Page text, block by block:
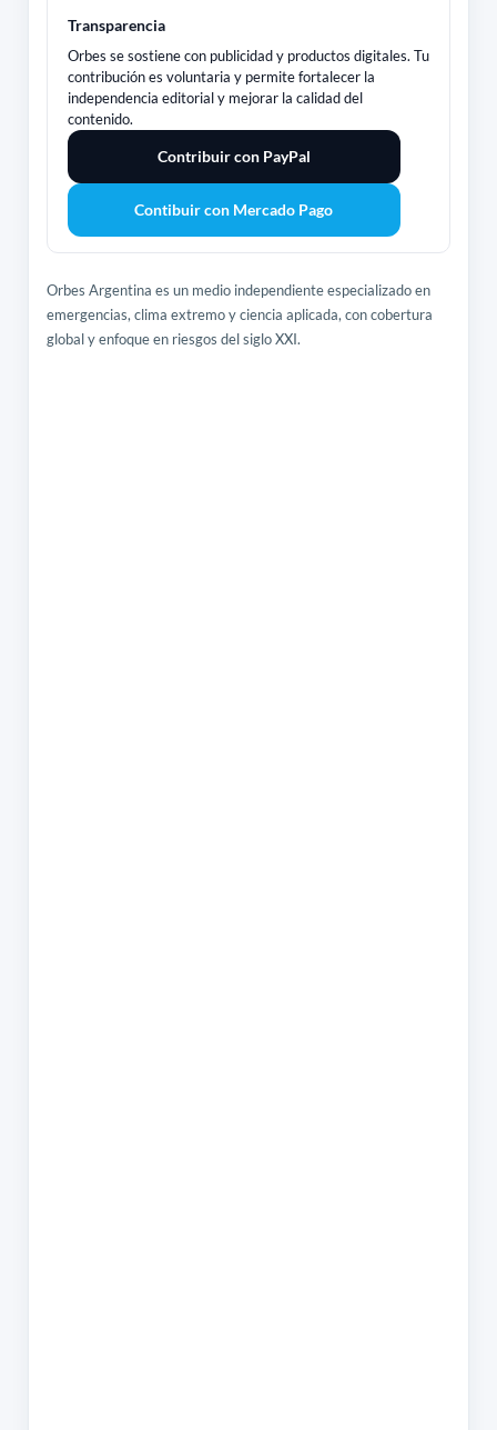
Transparencia
Orbes se sostiene con publicidad y productos digitales. Tu
contribución es voluntaria y permite fortalecer la
independencia editorial y mejorar la calidad del
contenido.
Contribuir con PayPal
Contibuir con Mercado Pago
Orbes Argentina es un medio independiente especializado en
emergencias, clima extremo y ciencia aplicada, con cobertura
global y enfoque en riesgos del siglo XXI.